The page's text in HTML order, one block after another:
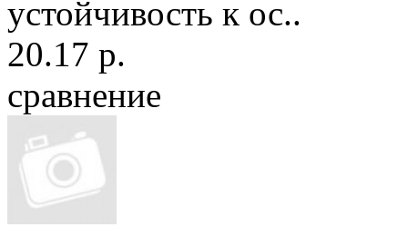
устойчивость к ос..
20.17 р.
сравнение